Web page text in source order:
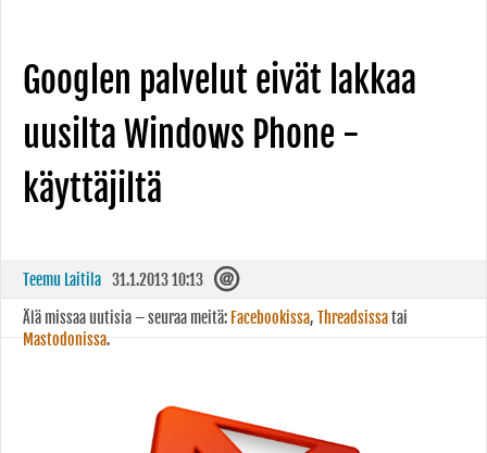
Googlen palvelut eivät lakkaa
uusilta Windows Phone -
käyttäjiltä
Teemu Laitila 31.1.2013 10:13
Älä missaa uutisia – seuraa meitä: Facebookissa, Threadsissatai
Mastodonissa.